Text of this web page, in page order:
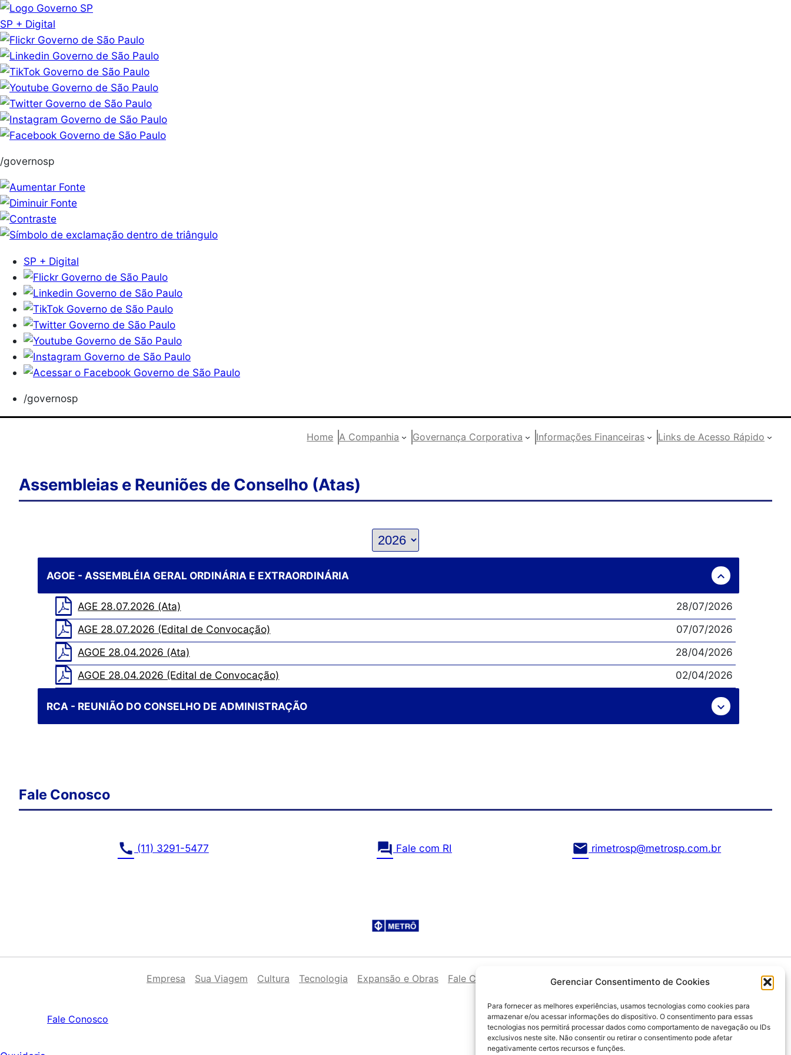
Gerenciar Consentimento de Cookies
Para fornecer as melhores experiências, usamos tecnologias como cookies para
armazenar e/ou acessar informações do dispositivo. O consentimento para essas
tecnologias nos permitirá processar dados como comportamento de navegação ou IDs
exclusivos neste site. Não consentir ou retirar o consentimento pode afetar
negativamente certos recursos e funções.
Pular
para
o
conteúdo
SP + Digital
/governosp
SP + Digital
/governosp
Home A Companhia Governança Corporativa Informações Financeiras Links de Acesso Rápido
Assembleias e Reuniões de Conselho (Atas)
AGOE - ASSEMBLÉIA GERAL ORDINÁRIA E EXTRAORDINÁRIA expand_less
AGE 28.07.2026 (Ata)
28/07/2026
AGE 28.07.2026 (Edital de Convocação)
07/07/2026
AGOE 28.04.2026 (Ata)
28/04/2026
AGOE 28.04.2026 (Edital de Convocação)
02/04/2026
RCA - REUNIÃO DO CONSELHO DE ADMINISTRAÇÃO expand_more
Fale Conosco
call (11) 3291-5477 question_answer Fale com RI mail rimetrosp@metrosp.com.br
Empresa Sua Viagem Cultura Tecnologia Expansão e Obras Fale Conosco Negócios Canal de Denúncia
Fale Conosco